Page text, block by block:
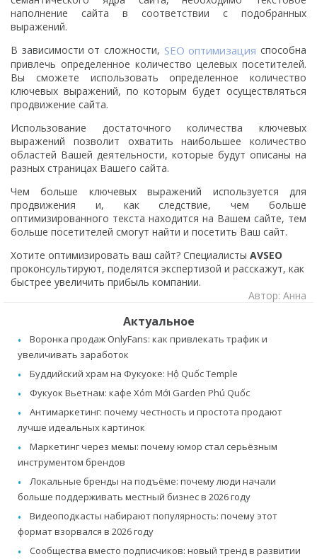
наполнение сайта в соответствии с подобранных
выражений.
В зависимости от сложности, SEO оптимизация способна
привлечь определенное количество целевых посетителей.
Вы сможете использовать определенное количество
ключевых выражений, по которым будет осуществляться
продвижение сайта.
Использование достаточного количества ключевых
выражений позволит охватить наибольшее количество
областей Вашей деятельности, которые будут описаны на
разных страницах Вашего сайта.
Чем больше ключевых выражений используется для
продвижения и, как следствие, чем больше
оптимизированного текста находится на Вашем сайте, тем
больше посетителей смогут найти и посетить Ваш сайт.
Хотите оптимизировать ваш сайт? Специалисты AVSEO
проконсультируют, поделятся экспертизой и расскажут, как
быстрее увеличить прибыль компании.
Автор: Анна
Актуальное
Воронка продаж OnlyFans: как привлекать трафик и
увеличивать заработок
Буддийский храм на Фукуоке: Hộ Quốc Temple
Фукуок Вьетнам: кафе Xóm Mới Garden Phú Quốc
Антимаркетинг: почему честность и простота продают
лучше идеальных картинок
Маркетинг через мемы: почему юмор стал серьёзным
инструментом брендов
Локальные бренды на подъёме: почему люди начали
больше поддерживать местный бизнес в 2026 году
Видеоподкасты набирают популярность: почему этот
формат взорвался в 2026 году
Сообщества вместо подписчиков: новый тренд в развитии